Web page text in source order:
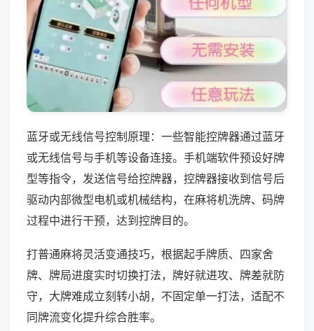
蓝牙或无线信号控制原理：一些智能控牌器通过蓝牙
或无线信号与手机等设备连接。手机端软件预设好牌
型等指令，发送信号给控牌器，控牌器接收到信号后
驱动内部微型电机或机械结构，在麻将机洗牌、码牌
过程中进行干预，达到控牌目的。
打普通麻将灵活变通技巧，根据起手牌质、四家舍
牌、牌局进度实时切换打法，牌好就进攻、牌差就防
守，大牌难成立刻转小胡，不固定单一打法，适配不
同牌流变化提升综合胜率。